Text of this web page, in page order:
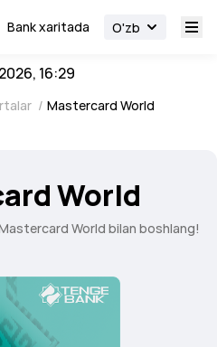
Bank xaritada O'zb
16:29
/ Mastercard World
World
World bilan boshlang!